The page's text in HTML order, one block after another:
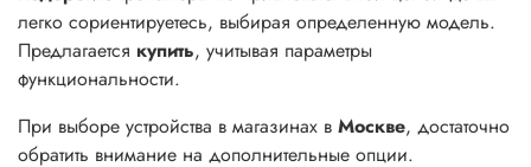
легко сориентируетесь, выбирая определенную модель.
Предлагается купить, учитывая параметры
функциональности.
При выборе устройства в магазинах в Москве, достаточно
обратить внимание на дополнительные опции.